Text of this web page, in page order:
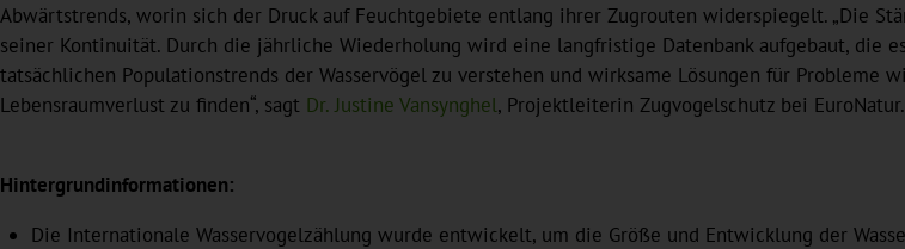
Abwärtstrends, worin sich der Druck auf Feuchtgebiete entlang ihrer Zugrouten widerspiegelt. „Die
seiner Kontinuität. Durch die jährliche Wiederholung wird eine langfristige Datenbank aufgebaut, die
tatsächlichen Populationstrends der Wasservögel zu verstehen und wirksame Lösungen für Probleme
Lebensraumverlust zu finden“, sagt Dr. Justine Vansynghel, Projektleiterin Zugvogelschutz bei EuroNatur.
Hintergrundinformationen:
Die Internationale Wasservogelzählung wurde entwickelt, um die Größe und Entwicklung der